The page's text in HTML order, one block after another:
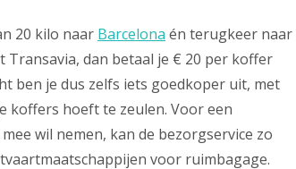
20 kilo naar Barcelona én terugkeer naar
Transavia, dan betaal je € 20 per koffer
ben je dus zelfs iets goedkoper uit, met
koffers hoeft te zeulen. Voor een
wil nemen, kan de bezorgservice zo
voor ruimbagage.